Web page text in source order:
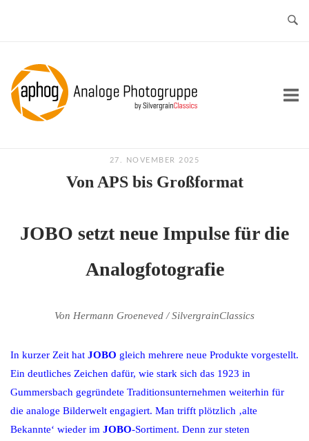
Home
27. NOVEMBER 2025
Von APS bis Großformat
JOBO setzt neue Impulse für die
Analogfotografie
Von Hermann Groeneved / SilvergrainClassics
In kurzer Zeit hat JOBO gleich mehrere neue Produkte vorgestellt.
Ein deutliches Zeichen dafür, wie stark sich das 1923 in
Gummersbach gegründete Traditionsunternehmen weiterhin für
die analoge Bilderwelt engagiert. Man trifft plötzlich ‚alte
Bekannte‘ wieder im JOBO-Sortiment. Denn zur steten